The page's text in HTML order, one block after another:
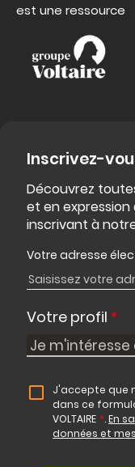
est une ressource
Inscrivez-
Découvrez
et en
inscrivant à
Votre adresse
Votre profil *
J'accepte que
dans ce
VOLTAIRE *.En
données et